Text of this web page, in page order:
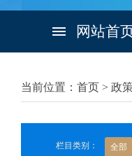
网站首
当前位置：首页 > 政
栏目类别： 全部